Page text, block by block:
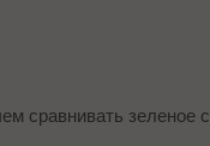
сравнивать зеленое с